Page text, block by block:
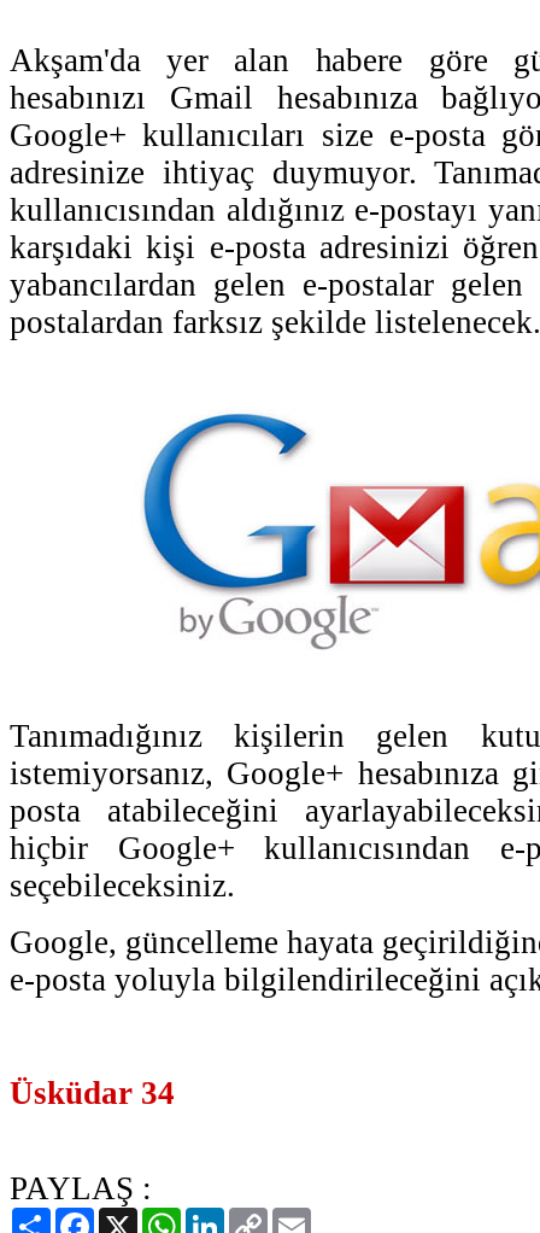
Akşam'da yer alan habere göre
hesabınızı Gmail hesabınıza
Google+ kullanıcıları size e-posta
adresinize ihtiyaç duymuyor.
kullanıcısından aldığınız e-postayı
karşıdaki kişi e-posta adresinizi
yabancılardan gelen e-postalar
postalardan farksız şekilde listelenecek.
Tanımadığınız kişilerin gelen
istemiyorsanız, Google+
posta atabileceğini
hiçbir Google+ kullanıcısından e-
seçebileceksiniz.
Google, güncelleme hayata
e-posta yoluyla bilgilendirileceğini
Üsküdar 34
PAYLAŞ :
PaylaşFacebook
X WhatsAppLinkedIn
Copy